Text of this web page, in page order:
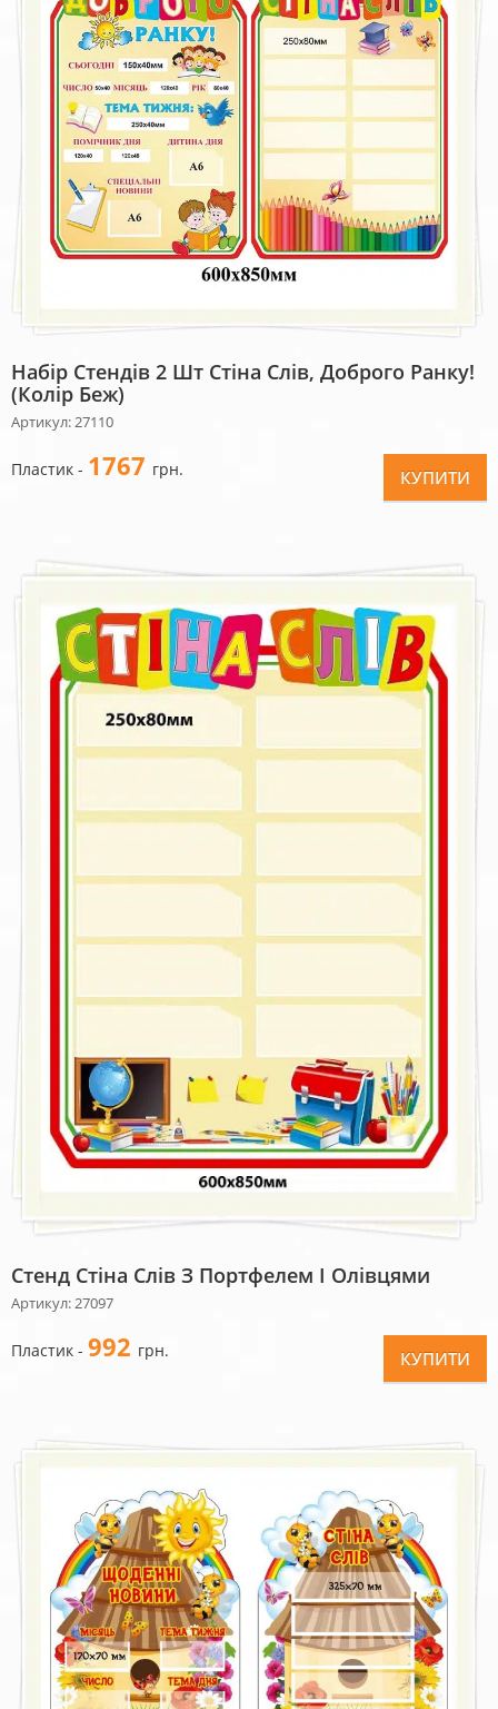
Набір Стендів 2 Шт Стіна Слів, Доброго Ранку!
(колір Беж)
Артикул: 27110
Пластик - 1767 грн. КУПИТИ
Стенд Стіна Слів З Портфелем І Олівцями
Артикул: 27097
Пластик - 992 грн. КУПИТИ